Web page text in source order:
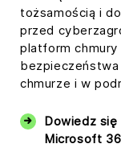
tożsamością i
przed
platform chmury
chmurze i w
Dowiedz
Microsoft